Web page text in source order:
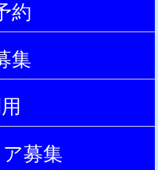
約
集
募集